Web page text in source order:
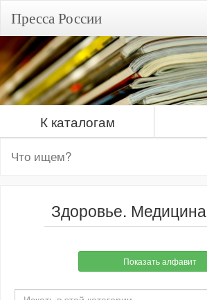
Пресса России
К каталогам
Здоровье. Медицина
Показать алфавит